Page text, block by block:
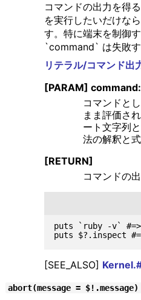
コマンドの出力を得
を実行したいだけなら
す。特に端末を制御
`command` は失敗す
リテラル/コマンド出
[PARAM] command:
コマンドと
まま評価さ
ート文字列
法の解釈と
[RETURN]
コマンドの
puts `ruby -v`
[SEE_ALSO]
abort(message =